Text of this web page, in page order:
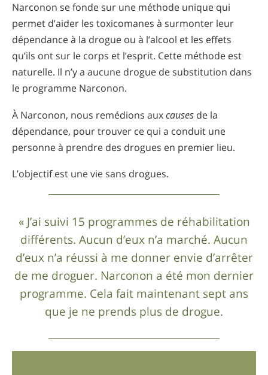
Narconon se fonde sur une méthode unique qui
permet d’aider les toxicomanes à surmonter leur
dépendance à la drogue ou à l’alcool et les effets
qu’ils ont sur le corps et l’esprit. Cette méthode est
naturelle. Il n’y a aucune drogue de substitution dans
le programme Narconon.
À Narconon, nous remédions auxcauses de la
dépendance, pour trouver ce qui a conduit une
personne à prendre des drogues en premier lieu.
L’objectif est une vie sans drogues.
« J’ai suivi 15 programmes de réhabilitation
différents. Aucun d’eux n’a marché. Aucun
d’eux n’a réussi à me donner envie d’arrêter
de me droguer. Narconon a été mon dernier
programme. Cela fait maintenant sept ans
que je ne prends plus de drogue.